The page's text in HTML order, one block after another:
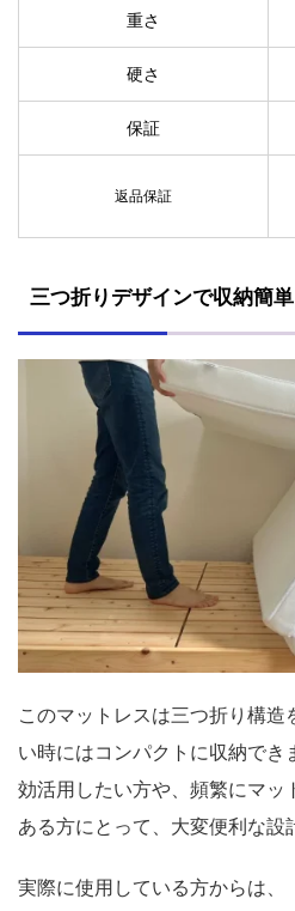
重さ
硬さ
保証
返品保証
三つ折りデザインで収納簡
このマットレスは三つ折り構
い時にはコンパクトに収納で
効活用したい方や、頻繁にマッ
ある方にとって、大変便利な設
実際に使用している方からは、